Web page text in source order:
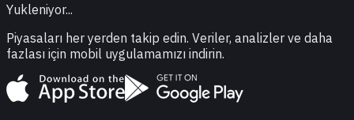
Yukleniyor...
Piyasaları her yerden takip edin. Veriler, analizler ve daha
fazlası için mobil uygulamamızı indirin.